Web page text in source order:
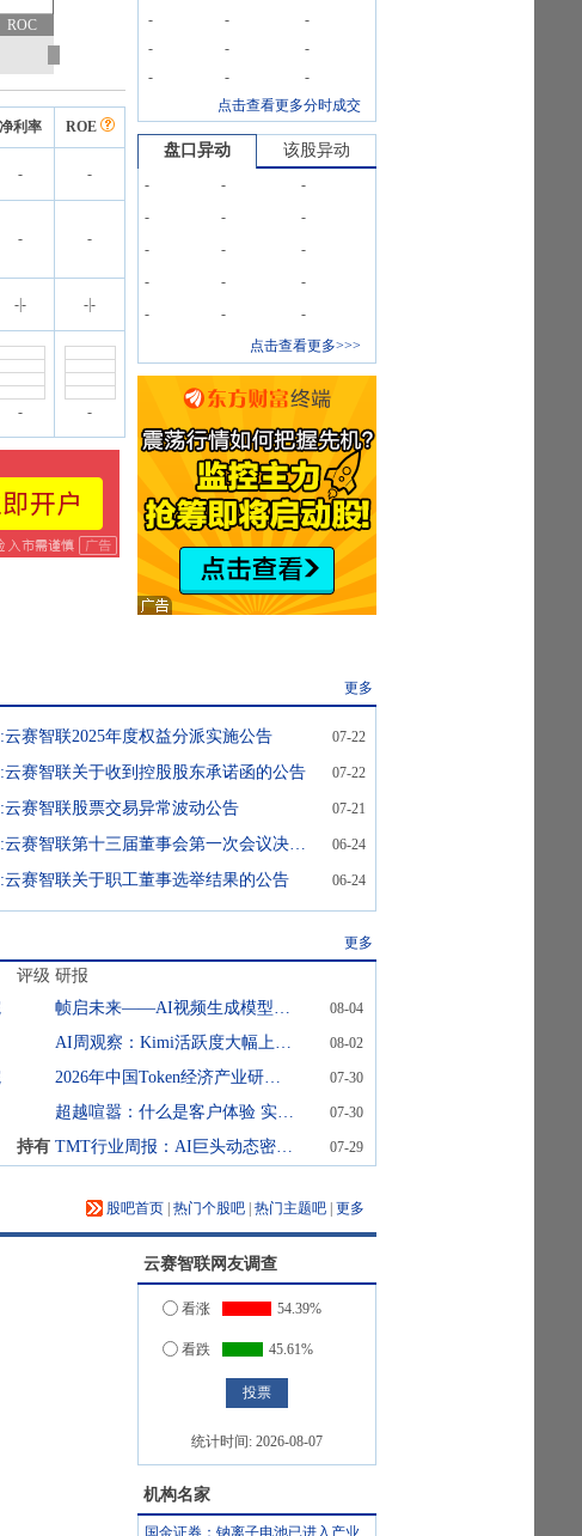
ROC
净利率 ROE
- -
- -
-|- --
- -
-
-
-
-
-
-
-
-
-
点击查看更多分时成交
盘口异动 该股异动
- -
-
-
-
-
-
-
-
-
-
-
-
-
-
点击查看更多>>>
更多
赛智联2025年度权益分派实施公告 07-22
云赛智联关于收到控股股东承诺函的公告 07-22
云赛智联股票交易异常波动公告 07-21
云赛智联:云赛智联第十三届董事会第一次会议决议公告 06-24
云赛智联关于职工董事选举结果的公告 06-24
更多
评级 研报
帧启未来——AI视频生成模型爆发式增长背后的算力革命与内容范式重构 头豹词条报告系列 08-04
AI周观察：Kimi活跃度大幅上升，6月手机市场增速回暖 08-02
2026年中国Token经济产业研究：Token成为新信息单位，谁将掌握AI时代的产业控制点？ 07-30
超越喧嚣：什么是客户体验 实践者 认真思考人工智能 07-30
持有 TMT行业周报：AI巨头动态密集，关注算力、HBM及端侧AI三大方向 07-29
股吧首页 热门个股吧 热门主题吧 更多
云赛智联网友调查
看涨 54.39%
看跌 45.61%
统计时间: 2026-08-07
机构名家
国金证券：钠离子电池已进入产业